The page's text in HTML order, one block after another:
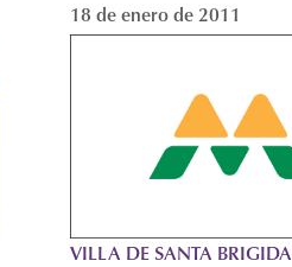
18 de enero de 2011
VILLA DE SANTA BRIGIDA